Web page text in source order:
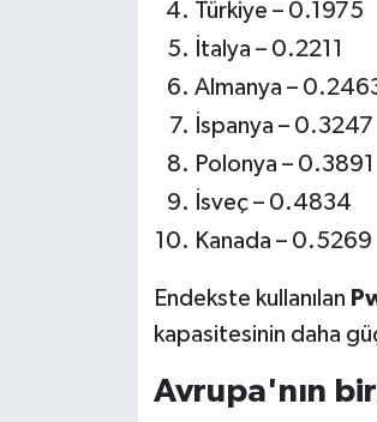
Türkiye – 0.1975
İtalya – 0.2211
Almanya –
İspanya – 0.3247
Polonya – 0.3891
İsveç – 0.4834
Kanada – 0.5269
Endekste kullanılan
kapasitesinin daha
Avrupa'nın